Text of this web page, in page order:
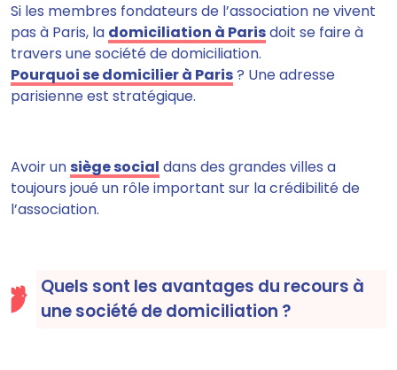
Si les membres fondateurs de l’association ne vivent
pas à Paris, la domiciliation à Parisdoit se faire à
travers une société de domiciliation.
Pourquoi se domicilier à Paris? Une adresse
parisienne est stratégique.
Avoir un siège social dans des grandes villes a
toujours joué un rôle important sur la crédibilité de
l’association.
Quels sont les avantages du recours à
une société de domiciliation ?